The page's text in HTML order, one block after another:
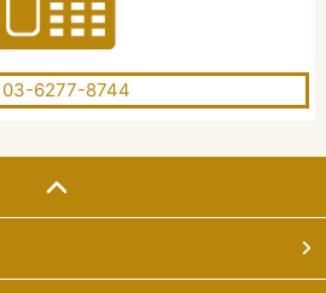
03-6277-8744